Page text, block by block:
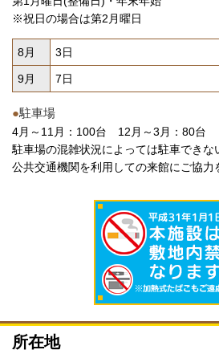
※祝日の場合は第2月曜日
8月 3日
9月 7日
●駐車場
4月～11月：100台 12月～3月：80台
駐車場の混雑状況によっては駐車できな
公共交通機関を利用しての来館にご協力
所在地